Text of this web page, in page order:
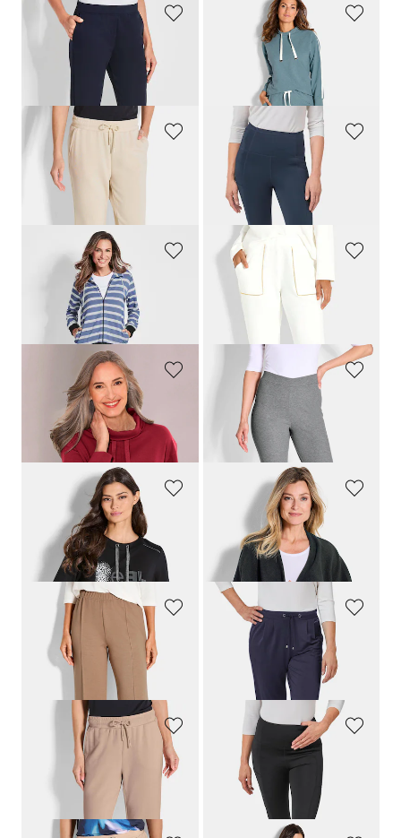
PLANTIER
Hausanzug mit Zierband
BARBARA LEBEK
83,40 CHF
139,00 CHF
GOLDNER
41,70 CHF
139,00 CHF
COMODO
179,10 CHF199,00 CHF
Jogginghose mit Schmuckborte
95,39 CHF
159,00 CHF
COMODO
119,00 CHF
PLANTIER
99,00 CHF
GOLDNER
Sweatshirt mit stylischem Frontprint
95,40 CHF159,00 CHF
Fleece-Poncho
69,00 CHF
PLANTIER
Locker fallende Jogginghose
99,00 CHF
GOLDNER
119,00 CHF
BARBARA LEBEK
139,00 CHF
GOLDNER
41,70 CHF 139,00 CHF